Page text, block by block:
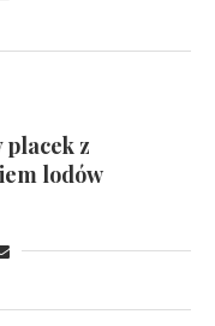
placek z
lodów